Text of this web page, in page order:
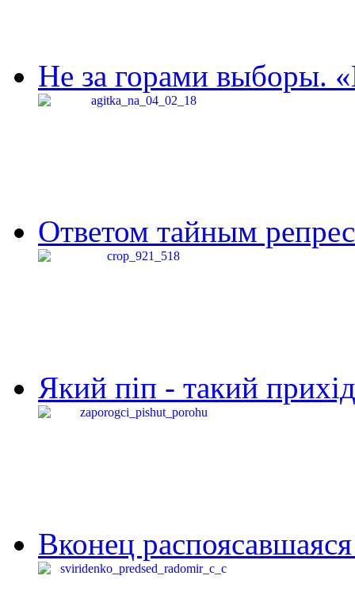
Не за горами выборы.
Ответом тайным
Який піп - такий
Вконец